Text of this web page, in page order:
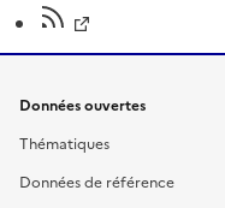
Données ouvertes
Thématiques
Données de référence